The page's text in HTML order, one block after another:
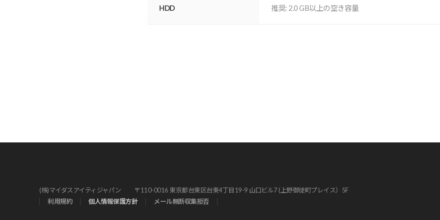
HDD 推奨: 2.0 GB以上の空き容量
(株)マイダスアイティジャパン
〒110-0016 東京都台東区台東4丁目19-9 山口ビル7 (上野御徒町プレイス）5F
利⽤規約
個⼈情報保護⽅針 メール無断収集拒否